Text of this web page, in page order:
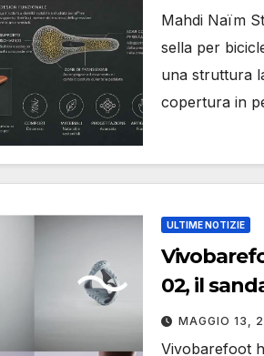
Mahdi Naïm
sella per
una struttura
copertura in
ULTIME NOTIZIE
02, il
3D su
MAGGIO 13,
Vivobarefoot